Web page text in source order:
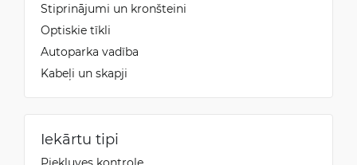
Stiprinājumi un kronšteini
Optiskie tīkli
Autoparka vadība
Kabeļi un skapji
Iekārtu tipi